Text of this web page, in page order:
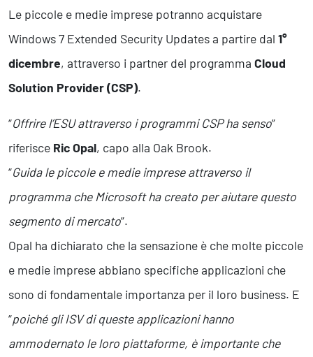
Le piccole e medie imprese potranno acquistare
Windows 7 Extended Security Updates a partire dal 1°
dicembre, attraverso i partner del programma Cloud
Solution Provider (CSP).
“Offrire l’ESU attraverso i programmi CSP ha senso”
riferisce Ric Opal, capo alla Oak Brook.
“Guida le piccole e medie imprese attraverso il
programma che Microsoft ha creato per aiutare questo
segmento di mercato”.
Opal ha dichiarato che la sensazione è che molte piccole
e medie imprese abbiano specifiche applicazioni che
sono di fondamentale importanza per il loro business. E
“poiché gli ISV di queste applicazioni hanno
ammodernato le loro piattaforme, è importante che